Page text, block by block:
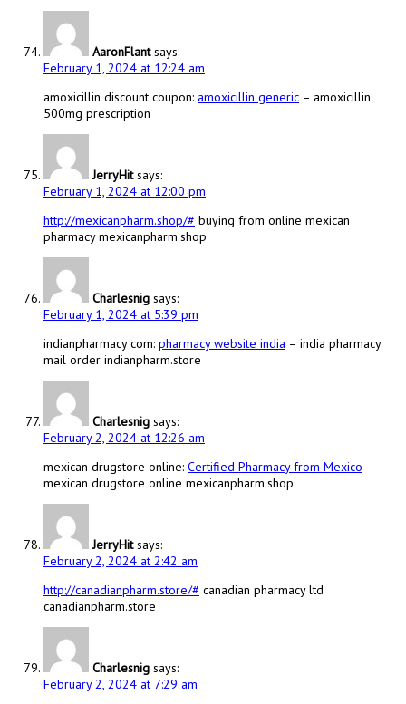
AaronFlant says:
February 1, 2024 at 12:24 am
amoxicillin discount coupon: amoxicillin generic – amoxicillin
500mg prescription
JerryHit says:
February 1, 2024 at 12:00 pm
http://mexicanpharm.shop/# buying from online mexican
pharmacy mexicanpharm.shop
Charlesnig says:
February 1, 2024 at 5:39 pm
indianpharmacy com: pharmacy website india – india pharmacy
mail order indianpharm.store
Charlesnig says:
February 2, 2024 at 12:26 am
mexican drugstore online: Certified Pharmacy from Mexico –
mexican drugstore online mexicanpharm.shop
JerryHit says:
February 2, 2024 at 2:42 am
http://canadianpharm.store/# canadian pharmacy ltd
canadianpharm.store
Charlesnig says:
February 2, 2024 at 7:29 am